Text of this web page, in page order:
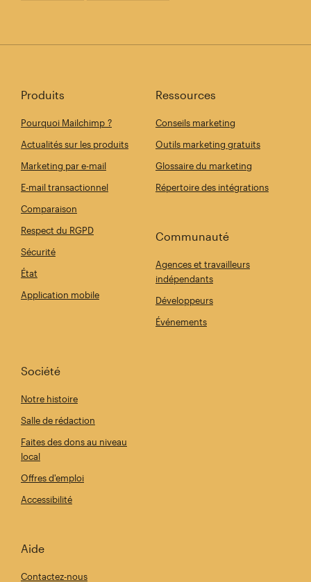
Produits
Pourquoi Mailchimp ?
Actualités sur les produits
Marketing par e-mail
E-mail transactionnel
Comparaison
Respect du RGPD
Sécurité
État
Application mobile
Ressources
Conseils marketing
Outils marketing gratuits
Glossaire du marketing
Répertoire des intégrations
Communauté
Agences et travailleurs
indépendants
Développeurs
Événements
Société
Notre histoire
Salle de rédaction
Faites des dons au niveau
local
Offres d'emploi
Accessibilité
Aide
Contactez-nous